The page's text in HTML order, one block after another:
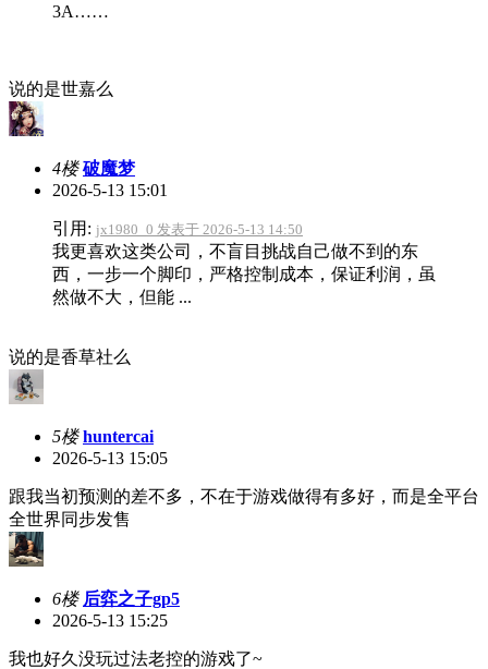
3A……
说的是世嘉么
4楼 破魔梦
2026-5-13 15:01
引用: jx1980_0 发表于 2026-5-13 14:50
我更喜欢这类公司，不盲目挑战自己做不到的东
西，一步一个脚印，严格控制成本，保证利润，虽
然做不大，但能 ...
说的是香草社么
5楼 huntercai
2026-5-13 15:05
跟我当初预测的差不多，不在于游戏做得有多好，而是全平台
全世界同步发售
6楼 后弈之子gp5
2026-5-13 15:25
我也好久没玩过法老控的游戏了~